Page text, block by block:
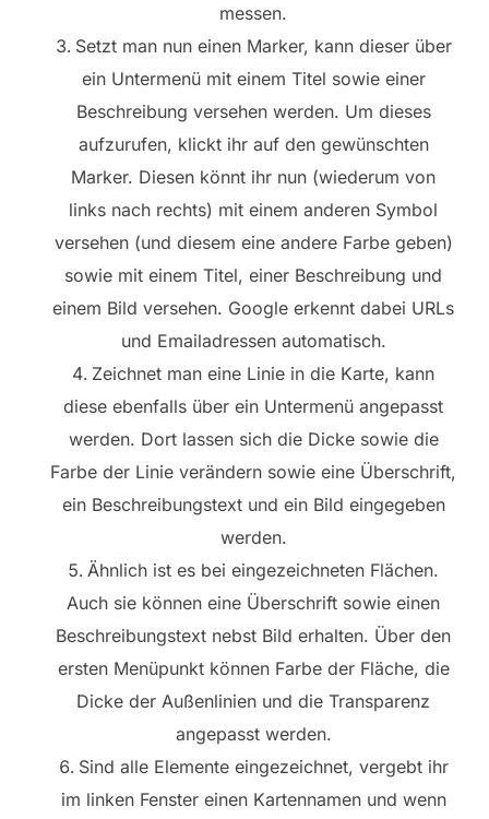
messen.
Setzt man nun einen Marker, kann dieser über
ein Untermenü mit einem Titel sowie einer
Beschreibung versehen werden. Um dieses
aufzurufen, klickt ihr auf den gewünschten
Marker. Diesen könnt ihr nun (wiederum von
links nach rechts) mit einem anderen Symbol
versehen (und diesem eine andere Farbe geben)
sowie mit einem Titel, einer Beschreibung und
einem Bild versehen. Google erkennt dabei URLs
und Emailadressen automatisch.
Zeichnet man eine Linie in die Karte, kann
diese ebenfalls über ein Untermenü angepasst
werden. Dort lassen sich die Dicke sowie die
Farbe der Linie verändern sowie eine Überschrift,
ein Beschreibungstext und ein Bild eingegeben
werden.
Ähnlich ist es bei eingezeichneten Flächen.
Auch sie können eine Überschrift sowie einen
Beschreibungstext nebst Bild erhalten. Über den
ersten Menüpunkt können Farbe der Fläche, die
Dicke der Außenlinien und die Transparenz
angepasst werden.
Sind alle Elemente eingezeichnet, vergebt ihr
im linken Fenster einen Kartennamen und wenn